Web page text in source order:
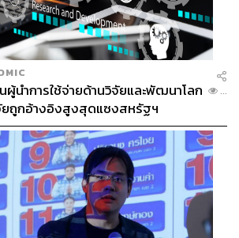
นำการใช้จ่ายด้านวิจัยและพัฒนาโลก
ถูกอ้างอิงสูงสุดแซงสหรัฐฯ
...